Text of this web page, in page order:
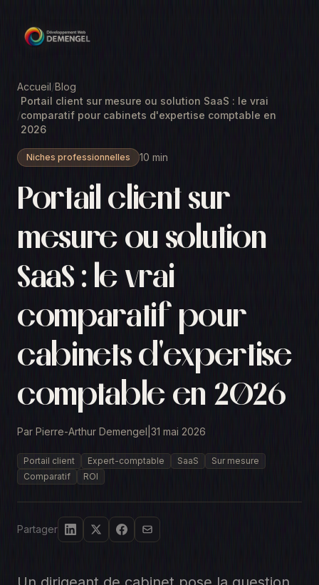
Accueil/Blog
/
Portail client sur mesure ou solution SaaS : le vrai
comparatif pour cabinets d'expertise comptable en
2026
Niches professionnelles 10 min
Portail client sur
mesure ou solution
SaaS : le vrai
comparatif pour
cabinets d'expertise
comptable en 2026
Par Pierre-Arthur Demengel 31 mai 2026
Portail client Expert-comptable SaaS
Sur mesure
Comparatif
ROI
Partager